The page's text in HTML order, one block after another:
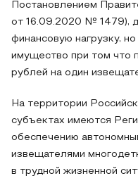
Постановлением
от 16.09.2020 № 1479),
финансовую нагрузку,
имущество при том что
рублей на один
На территории
субъектах имеются
обеспечению
извещателями
в трудной жизненной